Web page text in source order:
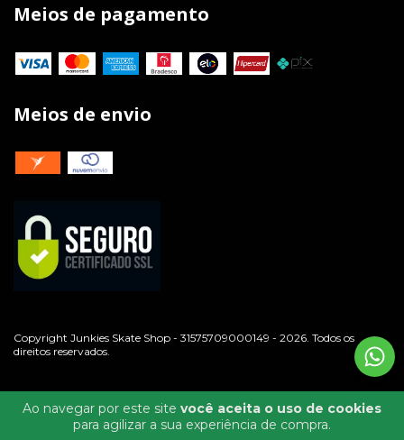
Ao navegar por este site você aceita o uso de cookies
para agilizar a sua experiência de compra.
Meios de pagamento
Meios de envio
Copyright Junkies Skate Shop - 31575709000149 - 2026. Todos os
direitos reservados.